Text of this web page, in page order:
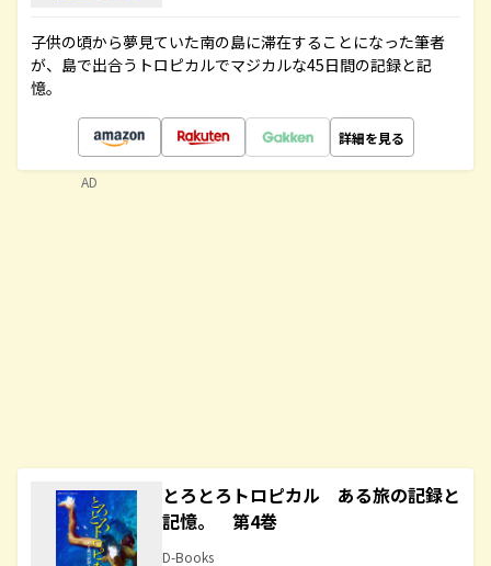
子供の頃から夢見ていた南の島に滞在することになった筆者
が、島で出合うトロピカルでマジカルな45日間の記録と記
憶。
詳細を見る
とろとろトロピカル ある旅の記録と
記憶。 第4巻
D-Books
AD